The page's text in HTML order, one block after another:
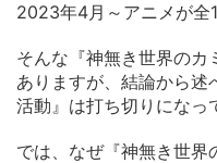
2023年4月～アニメが全
そんな『神無き世界のカ
ありますが、結論から述
活動』は打ち切りになっ
では、なぜ『神無き世界